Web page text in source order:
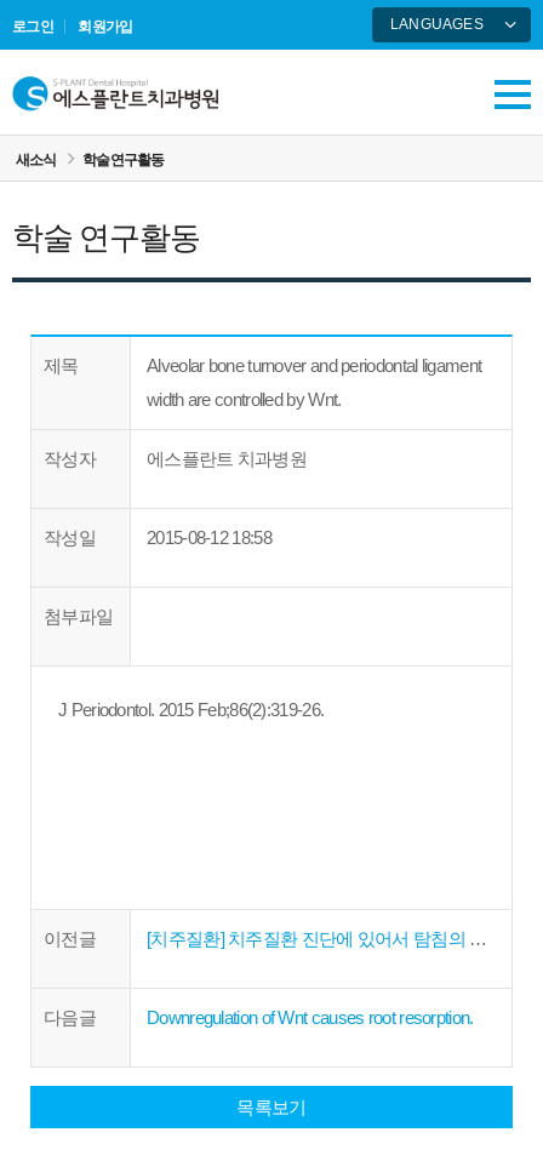
로그인 회원가입
LANGUAGES
새소식
학술 연구활동
학술 연구활동
제목
Alveolar bone turnover and periodontal ligament
width are controlled by Wnt.
작성자 에스플란트 치과병원
작성일 2015-08-12 18:58
첨부파일
J Periodontol. 2015 Feb;86(2):319-26.
이전글 [치주질환] 치주질환 진단에 있어서 탐침의 중요성 - 박준석 원장
다음글 Downregulation of Wnt causes root resorption.
목록보기